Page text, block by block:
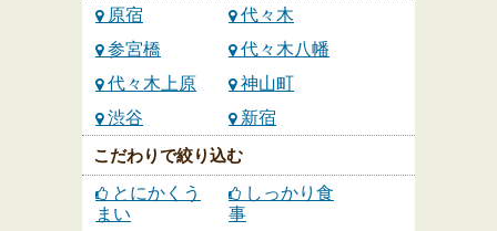
原宿
代々木
参宮橋
代々木八幡
代々木上原
神山町
渋谷
新宿
こだわりで絞り込む
とにかくう
まい
しっかり食
事